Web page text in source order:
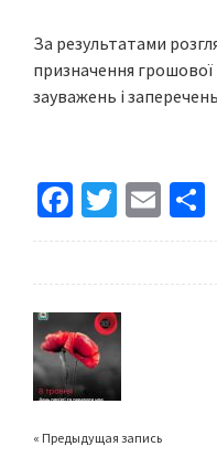
За результатами
призначення грошової
зауважень і
Fa
ce
o
o
k
T
wi
er
E
m
« Предыдущая запись